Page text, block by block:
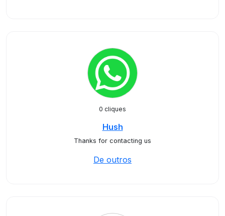
0 cliques
Hush
Thanks for contacting us
De outros